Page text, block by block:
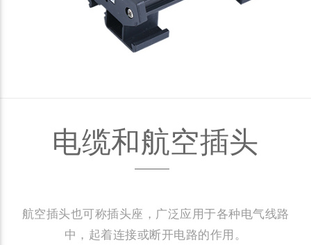
电缆和航空插头
航空插头也可称插头座，广泛应用于各种电气线路
中，起着连接或断开电路的作用。